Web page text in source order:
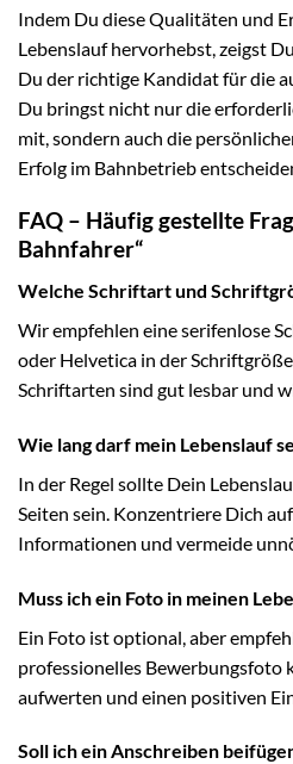
Indem Du diese Qualitäten und
Lebenslauf hervorhebst, zeigst
Du der richtige Kandidat für die
Du bringst nicht nur die
mit, sondern auch die
Erfolg im Bahnbetrieb
FAQ – Häufig gestellte
Bahnfahrer“
Welche Schriftart und
Wir empfehlen eine serifenlose
oder Helvetica in der
Schriftarten sind gut lesbar und
Wie lang darf mein Lebenslauf
In der Regel sollte Dein
Seiten sein. Konzentriere Dich
Informationen und vermeide
Muss ich ein Foto in meinen
Ein Foto ist optional, aber
professionelles Bewerbungsfoto
aufwerten und einen positiven
Soll ich ein Anschreiben